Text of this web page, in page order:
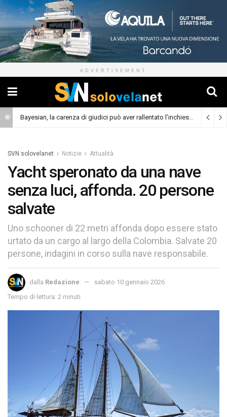
ADVERTISEMENT
Bayesian, la carenza di giudici può aver rallentato l’inchiesta (Cronaca)
SVN solovelanet Notizie Attualità
Yacht speronato da una nave
senza luci, affonda. 20 persone
salvate
Uno schooner di 22 metri affonda dopo essere stato
urtato da un cargo al largo della Colombia. Salvate 20
persone, indagini in corso sulla nave responsabile.
dalla Redazione
sabato 10 gennaio 2026
Tempo di lettura: 2 minuti